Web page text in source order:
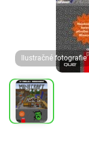
Ilustračné fotografie